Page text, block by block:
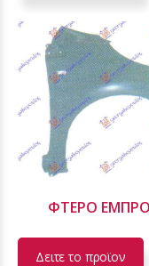
ΦΤΕΡΟ
Δειτε το προϊoν